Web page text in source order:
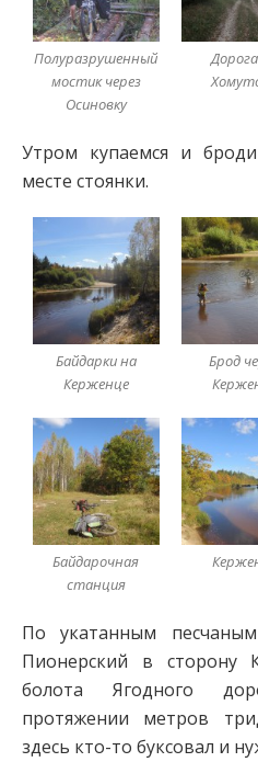
Полуразрушенный
мостик через
Осиновку
Утром купаемся и
месте стоянки.
Байдарки на
Керженце
Брод
Байдарочная
станция
По укатанным
Пионерский в сторону
болота Ягодного
протяжении метров
здесь кто-то буксовал и